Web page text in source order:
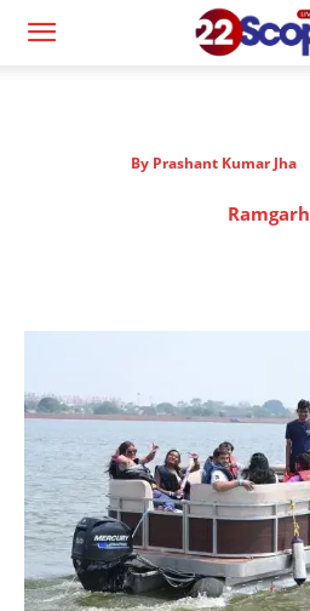
By Prashant Kumar Jha
Ramgarh